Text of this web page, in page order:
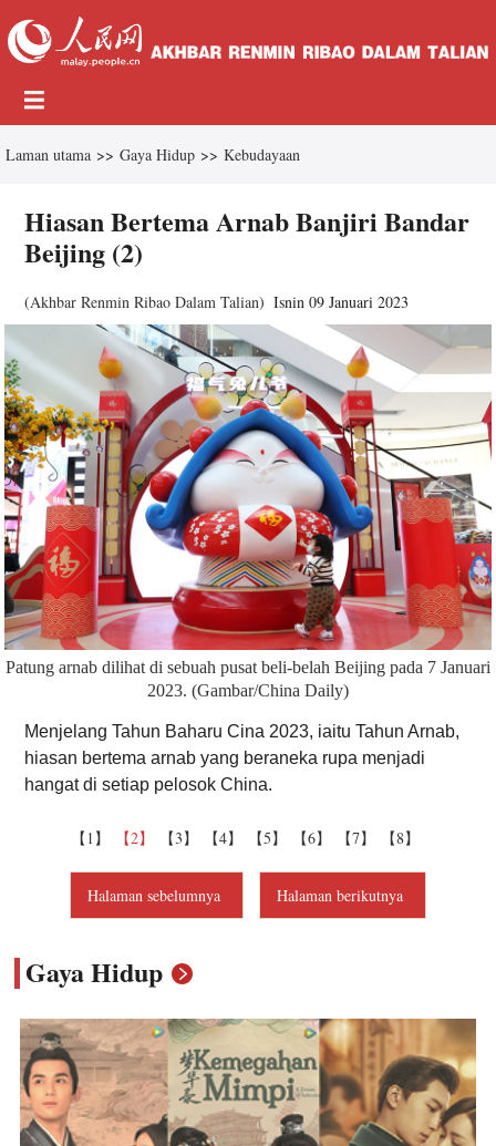
Laman utama >> Gaya Hidup >> Kebudayaan
Hiasan Bertema Arnab Banjiri Bandar
Beijing (2)
(Akhbar Renmin Ribao Dalam Talian) Isnin 09 Januari 2023
Patung arnab dilihat di sebuah pusat beli-belah Beijing pada 7 Januari
2023. (Gambar/China Daily)
Menjelang Tahun Baharu Cina 2023, iaitu Tahun Arnab,
hiasan bertema arnab yang beraneka rupa menjadi
hangat di setiap pelosok China.
【1】 【2】 【3】 【4】 【5】 【6】 【7】 【8】
Halaman sebelumnya Halaman berikutnya
Gaya Hidup